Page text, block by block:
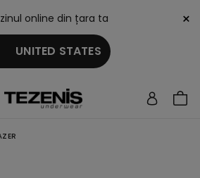
online din țara ta
STATES
×